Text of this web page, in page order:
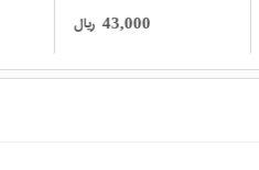
70,000 ریال